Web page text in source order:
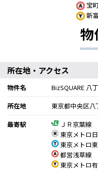
宝
新
物
所在地・アクセス
物件名
BizSQUARE 八
所在地
東京都中央区
最寄駅
ＪＲ京葉線
東京メトロ
東京メトロ
都営浅草線
東京メトロ